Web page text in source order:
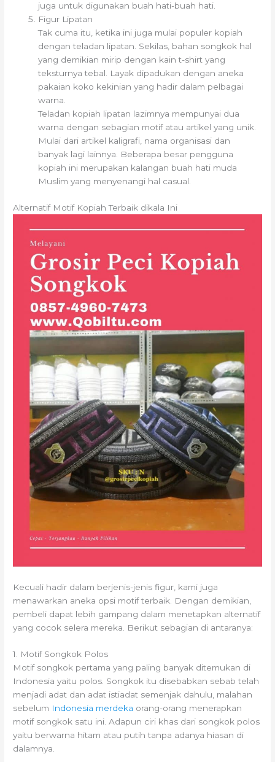
juga untuk digunakan buah hati-buah hati.
Figur Lipatan
Tak cuma itu, ketika ini juga mulai populer kopiah
dengan teladan lipatan. Sekilas, bahan songkok hal
yang demikian mirip dengan kain t-shirt yang
teksturnya tebal. Layak dipadukan dengan aneka
pakaian koko kekinian yang hadir dalam pelbagai
warna.
Teladan kopiah lipatan lazimnya mempunyai dua
warna dengan sebagian motif atau artikel yang unik.
Mulai dari artikel kaligrafi, nama organisasi dan
banyak lagi lainnya. Beberapa besar pengguna
kopiah ini merupakan kalangan buah hati muda
Muslim yang menyenangi hal casual.
Alternatif Motif Kopiah Terbaik dikala Ini
Kecuali hadir dalam berjenis-jenis figur, kami juga
menawarkan aneka opsi motif terbaik. Dengan demikian,
pembeli dapat lebih gampang dalam menetapkan alternatif
yang cocok selera mereka. Berikut sebagian di antaranya:
1. Motif Songkok Polos
Motif songkok pertama yang paling banyak ditemukan di
Indonesia yaitu polos. Songkok itu disebabkan sebab telah
menjadi adat dan adat istiadat semenjak dahulu, malahan
sebelum Indonesia merdeka orang-orang menerapkan
motif songkok satu ini. Adapun ciri khas dari songkok polos
yaitu berwarna hitam atau putih tanpa adanya hiasan di
dalamnya.